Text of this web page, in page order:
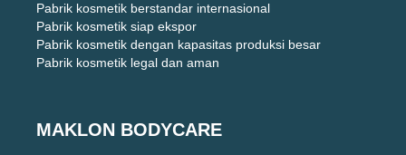
Pabrik kosmetik berstandar internasional
Pabrik kosmetik siap ekspor
Pabrik kosmetik dengan kapasitas produksi besar
Pabrik kosmetik legal dan aman
MAKLON BODYCARE